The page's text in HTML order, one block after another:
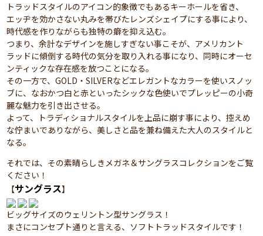
トラッドスタイルのアイコン的象徴でもあるキーホールを省き、
エッヂを効かさない丸みを帯びたレンズシェイプにする事により、
時代感を作りながらも独特の癖を抑え込む。
つまり、余計なデザインを施しすぎない事こそが、アメリカント
ラッドに傾倒する時代の気分を取り入れる事になり、同時にオーセ
ンティックな存在感を放つことになる。
その一方で、GOLD・SILVERなどエレガントなカラーを使いスノッ
ブに、なおかつ白と赤といったシックな色使いでプレッピーの小奇
麗な魅力を引き出させる。
よって、トラディショナルスタイルを上品に崩す事により、控えめ
な佇まいでありながら、美しさと品を兼ね備えた大人のスタイルと
なる。
それでは、その素晴らしきメガネ＆サングラスコレクションをご覧
ください！
【サングラス】
ビッグサイズのウェリントン型サングラス！
まさにコンセプト通りと言える、ソフトトラッドスタイルです！